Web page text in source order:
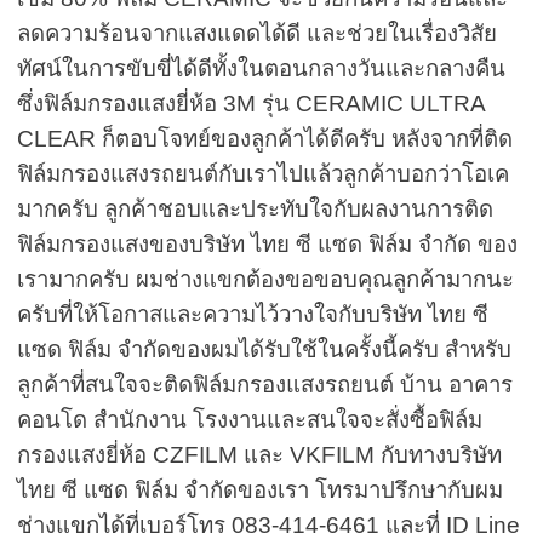
ลดความร้อนจากแสงแดดได้ดี และช่วยในเรื่องวิสัย
ทัศน์ในการขับขี่ได้ดีทั้งในตอนกลางวันและกลางคืน
ซึ่งฟิล์มกรองแสงยี่ห้อ 3M รุ่น CERAMIC ULTRA
CLEAR ก็ตอบโจทย์ของลูกค้าได้ดีครับ หลังจากที่ติด
ฟิล์มกรองแสงรถยนต์กับเราไปแล้วลูกค้าบอกว่าโอเค
มากครับ ลูกค้าชอบและประทับใจกับผลงานการติด
ฟิล์มกรองแสงของบริษัท ไทย ซี แซด ฟิล์ม จำกัด ของ
เรามากครับ ผมช่างแขกต้องขอขอบคุณลูกค้ามากนะ
ครับที่ให้โอกาสและความไว้วางใจกับบริษัท ไทย ซี
แซด ฟิล์ม จำกัดของผมได้รับใช้ในครั้งนี้ครับ สำหรับ
ลูกค้าที่สนใจจะติดฟิล์มกรองแสงรถยนต์ บ้าน อาคาร
คอนโด สำนักงาน โรงงานและสนใจจะสั่งซื้อฟิล์ม
กรองแสงยี่ห้อ CZFILM และVKFILM กับทางบริษัท
ไทย ซี แซด ฟิล์ม จำกัดของเรา โทรมาปรึกษากับผม
ช่างแขกได้ที่เบอร์โทร083-414-6461 และที่ ID Line